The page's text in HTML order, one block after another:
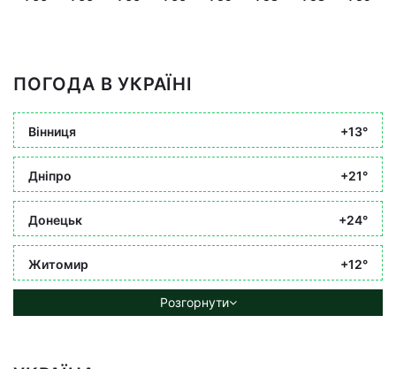
ПОГОДА В УКРАЇНІ
Вінниця +13°
Дніпро +21°
Донецьк +24°
Житомир +12°
Розгорнути